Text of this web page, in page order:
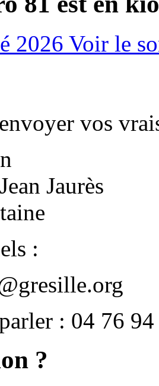
2026 Voir le
vos
Jaurès
:
: 04 76
?